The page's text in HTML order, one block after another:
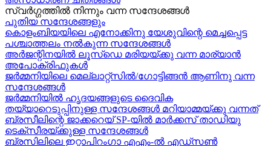
സ്വര്‍ഗ്ഗത്തിൽ നിന്നും വന്ന സന്ദേശങ്ങള്‍
പുതിയ സന്ദേശങ്ങളും
കൊളംബിയയിലെ എനോക്കിനു യേശുവിന്റെ മെച്ചപ്പെട്ട
പശ്ചാത്തലം നൽകുന്ന സന്ദേശങ്ങള്‍
അർജന്റിനയിൽ ലൂസ്ഡെ മരിയയ്ക്കു വന്ന മാര്യാന്‍
അപോക്രിഫുകള്‍
ജർമ്മനിയിലെ മെല്ലാറ്റ്സിൽ/ഗോട്ടിങ്ങൻ ആണിനു വന്ന
സന്ദേശങ്ങൾ
ജർമ്മനിയിൽ ഹൃദയങ്ങളുടെ ദൈവിക
തയ്യാറെടുപ്പിനുള്ള സന്ദേശങ്ങൾ മറിയാമ്മയ്ക്കു വന്നത്
ബ്രസീലിന്റെ ജാക്കറെയ്‍ SP-യിൽ മാർക്കസ് താഡിയു
ടെക്സീരയ്ക്കുള്ള സന്ദേശങ്ങള്‍
ബ്രസിലിലെ ഇറ്റാപിറംഗാ എഎം-ൽ എഡ്സൺ